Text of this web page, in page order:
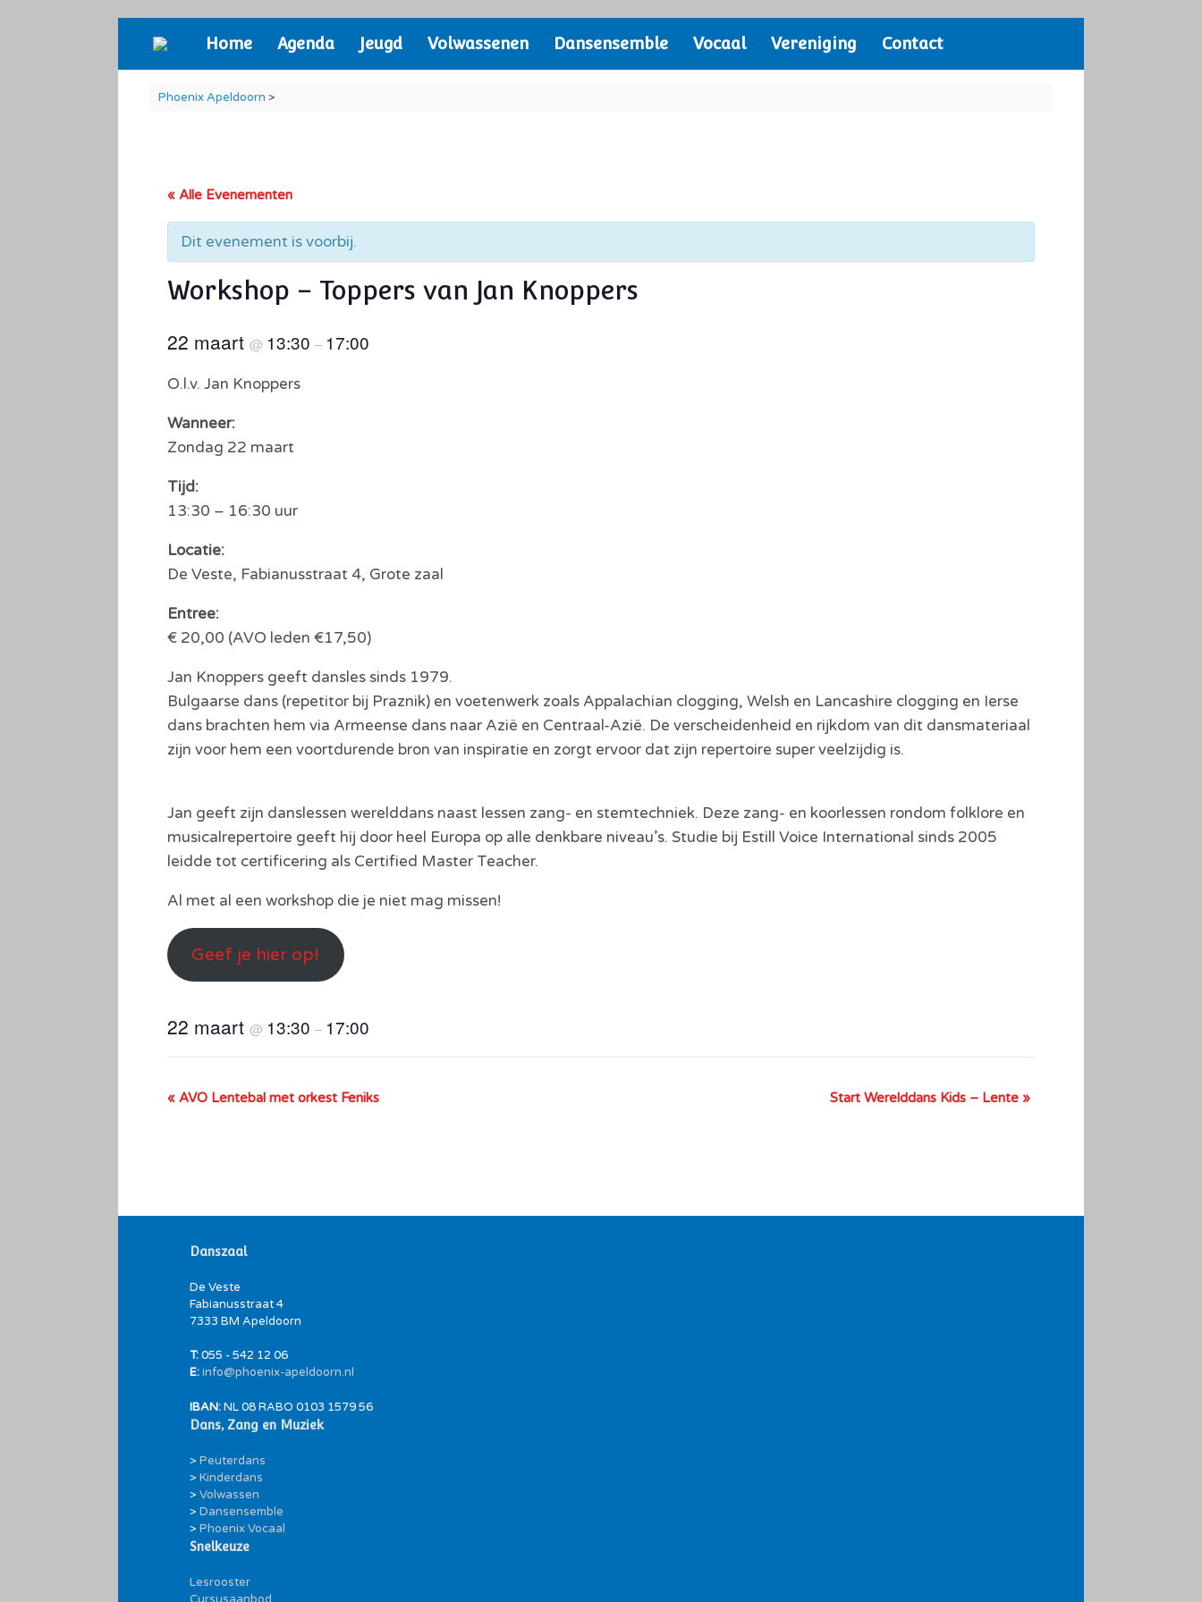
Home Agenda Jeugd Volwassenen Dansensemble Vocaal Vereniging Contact
Phoenix Apeldoorn >
« Alle Evenementen
Dit evenement is voorbij.
Workshop – Toppers van Jan Knoppers
22 maart @ 13:30 – 17:00
O.l.v. Jan Knoppers
Wanneer:
Zondag 22 maart
Tijd:
13:30 – 16:30 uur
Locatie:
De Veste, Fabianusstraat 4, Grote zaal
Entree:
€ 20,00 (AVO leden €17,50)
Jan Knoppers geeft dansles sinds 1979.
Bulgaarse dans (repetitor bij Praznik) en voetenwerk zoals Appalachian clogging, Welsh en Lancashire clogging en Ierse
dans brachten hem via Armeense dans naar Azië en Centraal-Azië. De verscheidenheid en rijkdom van dit dansmateriaal
zijn voor hem een voortdurende bron van inspiratie en zorgt ervoor dat zijn repertoire super veelzijdig is.
Jan geeft zijn danslessen werelddans naast lessen zang- en stemtechniek. Deze zang- en koorlessen rondom folklore en
musicalrepertoire geeft hij door heel Europa op alle denkbare niveau’s. Studie bij Estill Voice International sinds 2005
leidde tot certificering als Certified Master Teacher.
Al met al een workshop die je niet mag missen!
Geef je hier op!
22 maart @ 13:30 – 17:00
« AVO Lentebal met orkest Feniks Start Werelddans Kids – Lente »
Danszaal
De Veste
Fabianusstraat 4
7333 BM Apeldoorn
T:055 - 542 12 06
E:info@phoenix-apeldoorn.nl
IBAN:NL 08 RABO 0103 1579 56
Dans, Zang en Muziek
> Peuterdans
> Kinderdans
> Volwassen
> Dansensemble
> Phoenix Vocaal
Snelkeuze
Lesrooster
Cursusaanbod